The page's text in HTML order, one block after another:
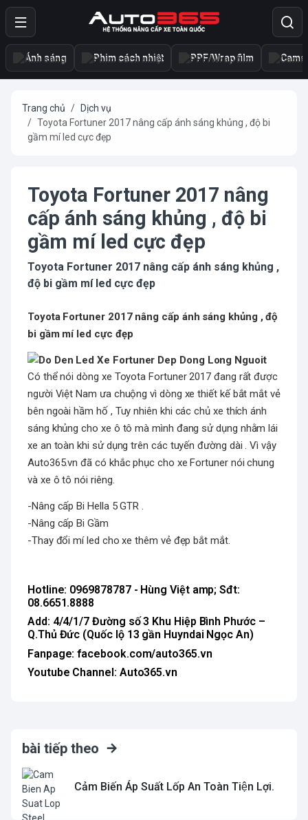
Ánh sáng Phim cách nhiệt PPF/Wrap film
Trang chủ
Dịch vụ
Toyota Fortuner 2017 nâng cấp ánh sáng khủng , độ bi
gầm mí led cực đẹp
Toyota Fortuner 2017 nâng
cấp ánh sáng khủng , độ bi
gầm mí led cực đẹp
Toyota Fortuner 2017 nâng cấp ánh sáng khủng ,
độ bi gầm mí led cực đẹp
Toyota Fortuner 2017 nâng cấp ánh sáng khủng , độ
bi gầm mí led cực đẹp
Có thể nói dòng xe Toyota Fortuner 2017 đang rất được
người Việt Nam ưa chuộng vì dòng xe thiết kế bắt mắt vẻ
bên ngoài hầm hố , Tuy nhiên khi các chủ xe thích ánh
sáng khủng cho xe ô tô mà mình đang sử dụng nhằm lái
xe an toàn khi sử dụng trên các tuyến đường dài . Vì vậy
Auto365.vn đã có khắc phục cho xe Fortuner nói chung
và xe ô tô nói riêng.
-Nâng cấp Bi Hella 5 GTR .
-Nâng cấp Bi Gầm
-Thay đổi mí led cho xe thêm vẻ đẹp bắt mắt.
Hotline: 0969878787 - Hùng Việt amp; Sđt:
08.6651.8888
Add: 4/4/1/7 Đường số 3 Khu Hiệp Bình Phước –
Q.Thủ Đức (Quốc lộ 13 gần Huyndai Ngọc An)
Fanpage: facebook.com/auto365.vn
Youtube Channel: Auto365.vn
bài tiếp theo
Cảm Biến Áp Suất Lốp An Toàn Tiện Lợi.